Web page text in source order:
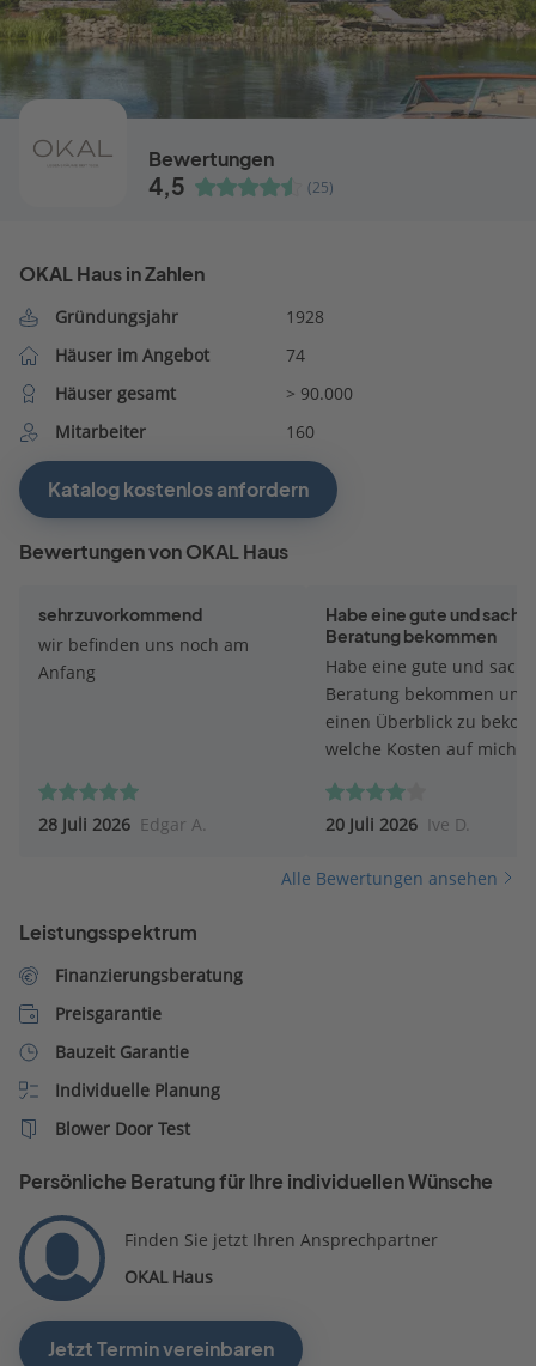
Bewertungen
4,5 (25)
OKAL Haus in Zahlen
Gründungsjahr
1928
Häuser im Angebot
74
Häuser gesamt
> 90.000
Mitarbeiter
160
Katalog kostenlos anfordern
Bewertungen von OKAL Haus
sehr zuvorkommend
wir befinden uns noch am
Anfang
28 Juli 2026 Edgar A.
Habe eine gute und
Beratung bekommen
Habe eine gute und
Beratung bekommen um
einen Überblick zu
welche Kosten auf mich
Beratung ist mein
meine Wünsche
und Beschreibungen
20 Juli 2026 Ive D.
Alle Bewertungen ansehen
Leistungsspektrum
Finanzierungsberatung
Preisgarantie
Bauzeit Garantie
Individuelle Planung
Blower Door Test
Persönliche Beratung für Ihre individuellen Wünsche
Finden Sie jetzt Ihren Ansprechpartner
OKAL Haus
Jetzt Termin vereinbaren